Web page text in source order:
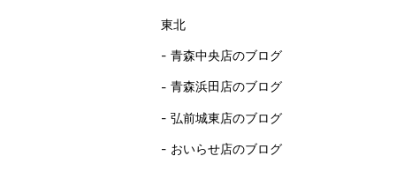
東北
青森中央店のブログ
青森浜田店のブログ
弘前城東店のブログ
おいらせ店のブログ